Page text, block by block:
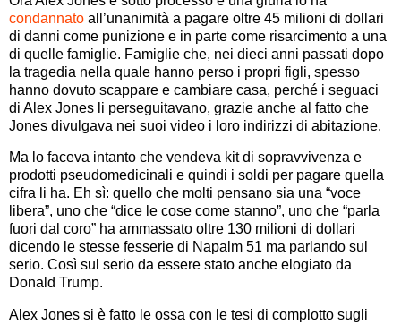
condannato all’unanimità a pagare oltre 45 milioni di dollari
di danni come punizione e in parte come risarcimento a una
di quelle famiglie. Famiglie che, nei dieci anni passati dopo
la tragedia nella quale hanno perso i propri figli, spesso
hanno dovuto scappare e cambiare casa, perché i seguaci
di Alex Jones li perseguitavano, grazie anche al fatto che
Jones divulgava nei suoi video i loro indirizzi di abitazione.
Ma lo faceva intanto che vendeva kit di sopravvivenza e
prodotti pseudomedicinali e quindi i soldi per pagare quella
cifra li ha. Eh sì: quello che molti pensano sia una “voce
libera”, uno che “dice le cose come stanno”, uno che “parla
fuori dal coro” ha ammassato oltre 130 milioni di dollari
dicendo le stesse fesserie di Napalm 51 ma parlando sul
serio. Così sul serio da essere stato anche elogiato da
Donald Trump.
Alex Jones si è fatto le ossa con le tesi di complotto sugli